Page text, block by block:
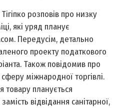
розповів про низку
які уряд планує
Передусім, детально
проекту податкового
Також повідомив про
міжнародної торгівлі.
товару планується
відвідання санітарної,